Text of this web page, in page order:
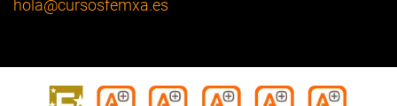
hola@cursosfemxa.es